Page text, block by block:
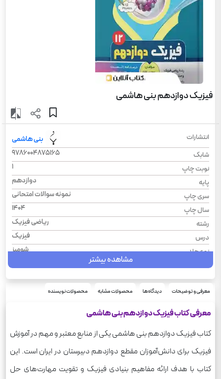
فیزیک دوازدهم بنی هاشمی
انتشارات
بنی هاشمی
شابک
9786004875165
نوبت چاپ
1
پایه
دوازدهم
سری چاپ
نمونه سوالات امتحانی
سال چاپ
1404
رشته
ریاضی فیزیک
درس
فیزیک
نوع جلد
شومیز
تعداد صفحه
95
وزن
مشاهده بیشتر
معرفی و توضیحات دیدگاه‌ها محصولات مشابه محصولات نویسنده
معرفی کتاب فیزیک دوازدهم بنی هاشمی
کتاب فیزیک دوازدهم بنی هاشمی یکی از منابع معتبر و مهم در آموزش
فیزیک برای دانش‌آموزان مقطع دوازدهم دبیرستان در ایران است. این
کتاب با هدف ارائه مفاهیم بنیادی فیزیک و تقویت مهارت‌های حل